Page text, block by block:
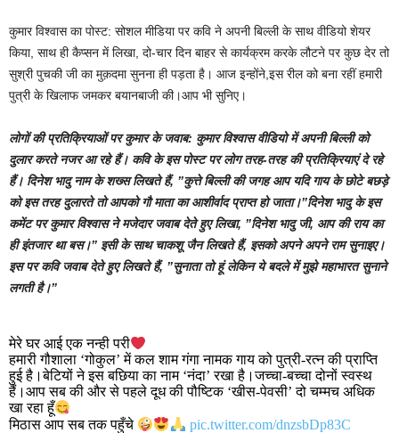
कुमार विश्वास का पोस्ट: सोशल मीडिया पर कवि ने अपनी बिल्ली के साथ वीडियो शेयर
किया, साथ ही कैप्सन में लिखा, दो-चार दिन बाहर से कार्यक्रम करके लौटने पर कुछ देर तो
सुश्री पुचकी जी का मुक़दमा सुनना ही पड़ता है। आज इन्होंने,इस रील को बना रहीं हमारी
पुत्री के खिलाफ जमकर बयानबाजी की।आप भी सुनिए।
लोगों की प्रतिक्रियाओं पर कुमार के जवाब: कुमार विश्वास वीडियो में अपनी बिल्ली को
दुलार करते नजर आ रहे हैं। कवि के इस पोस्ट पर लोग तरह-तरह की प्रतिक्रियाएं दे रहे
हैं। दिनेश भादु नाम के शख्स लिखते हैं, ”कुत्ते बिल्ली की जगह आप यदि गाय के छोटे बछड़े
को इस तरह दुलारते तो आपको गौ माता का आशीर्वाद प्राप्त हो जाता।”दिनेश भादु के इस
कमेंट पर कुमार विश्वास ने मजेदार जवाब देते हुए लिखा, ”दिनेश भादु जी, आप की राय का
ही इंतजार था बस।” इसी के साथ चाकशू जैन लिखते हैं, इसको अपने अपने राम सुनाइए।
इस पर कवि जवाब देते हुए लिखते हैं, ”सुनाता तो हूं लेकिन ये बदले में मुझे महाभारत सुनाने
लगती है।”
मेरे घर आई एक नन्ही परी
हमारी गौशाला ‘गोकुल’ में कल शाम गंगा नामक गाय को पुत्री-रत्न की प्राप्ति
हुई है।बेटियों ने इस बछिया का नाम ‘नंदा’ रखा है।जच्चा-बच्चा दोनों स्वस्थ
हैं।आप सब की और से पहले दूध की पौष्टिक ‘खीस-पेवसी’ दो चम्मच अधिक
खा रहा हूँ
मिठास आप सब तक पहुँचे
pic.twitter.com/dnzsbDp83C